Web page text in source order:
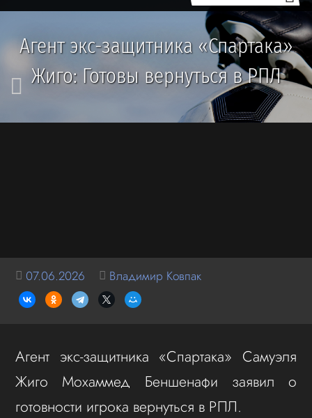
Агент экс-защитника «Спартака»
Жиго: Готовы вернуться в РПЛ
07.06.2026 Владимир Ковпак
Агент экс-защитника «Спартака» Самуэля
Жиго Мохаммед Беншенафи заявил о
готовности игрока вернуться в РПЛ.